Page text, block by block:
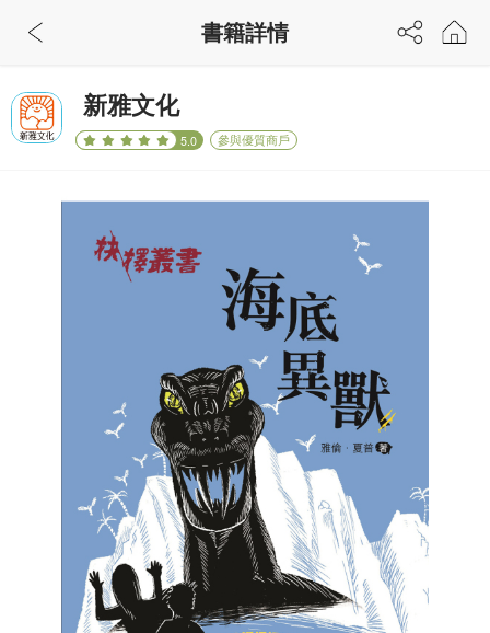
新雅文化
5.0 參與優質商戶
書籍詳情